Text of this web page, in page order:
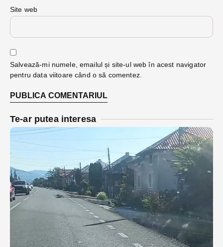
Site web
Salvează-mi numele, emailul și site-ul web în acest navigator
pentru data viitoare când o să comentez.
Te-ar putea interesa